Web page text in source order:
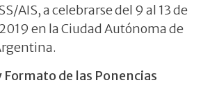
AIS, a celebrarse del 9 al 13 de
en la Ciudad Autónoma de
de las Ponencias